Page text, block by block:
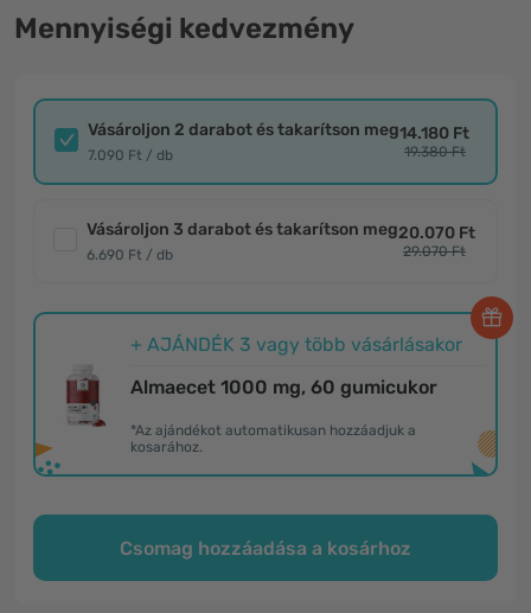
Mennyiségi kedvezmény
Vásároljon 2 darabot és takarítson meg
7.090 Ft / db
14.180 Ft
19.380 Ft
Vásároljon 3 darabot és takarítson meg
6.690 Ft / db
20.070 Ft
29.070 Ft
+ AJÁNDÉK 3 vagy több vásárlásakor
Almaecet 1000 mg, 60 gumicukor
*Az ajándékot automatikusan hozzáadjuk a
kosarához.
Csomag hozzáadása a kosárhoz